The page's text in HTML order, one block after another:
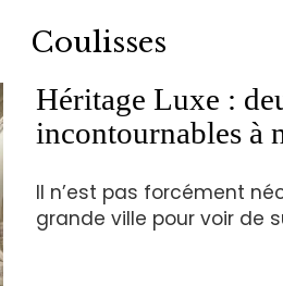
Coulisses
Héritage Luxe :
incontournables à
Il n’est pas forcément
grande ville pour voir de